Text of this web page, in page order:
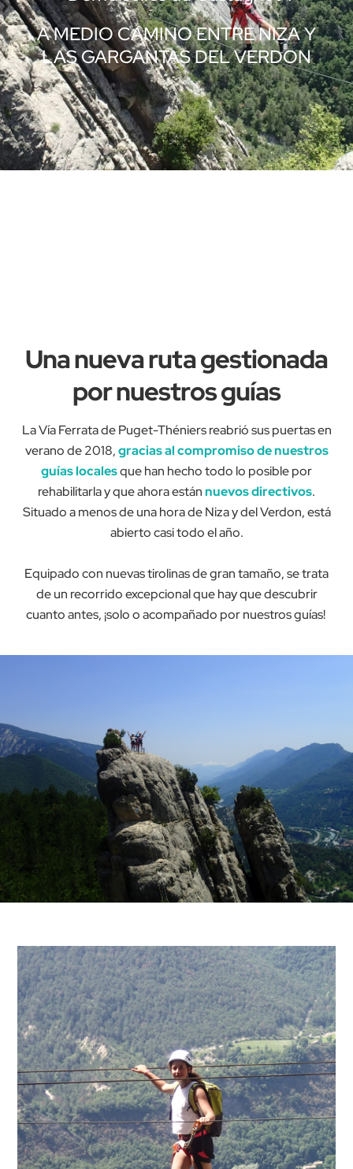
A MEDIO CAMINO ENTRE NIZA Y
LAS GARGANTAS DEL VERDON
Una nueva ruta gestionada
por nuestros guías
La Vía Ferrata de Puget-Théniers reabrió sus puertas en
verano de 2018,gracias al compromiso de nuestros
guías localesque han hecho todo lo posible por
rehabilitarla y que ahora estánnuevos directivos.
Situado a menos de una hora de Niza y del Verdon, está
abierto casi todo el año.
Equipado con nuevas tirolinas de gran tamaño, se trata
de un recorrido excepcional que hay que descubrir
cuanto antes, ¡solo o acompañado por nuestros guías!